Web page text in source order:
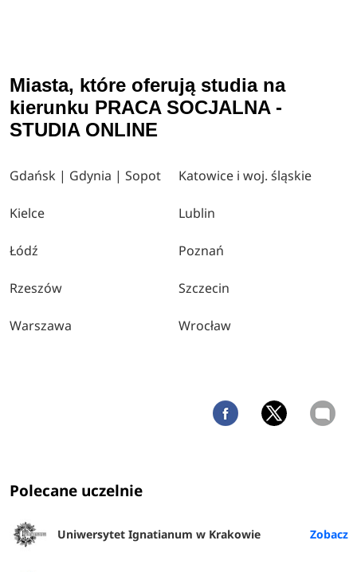
Miasta, które oferują studia na
kierunku PRACA SOCJALNA -
STUDIA ONLINE
Gdańsk | Gdynia | Sopot Katowice i woj. śląskie
Kielce Lublin
Łódź Poznań
Rzeszów Szczecin
Warszawa Wrocław
Polecane uczelnie
Uniwersytet Ignatianum w Krakowie